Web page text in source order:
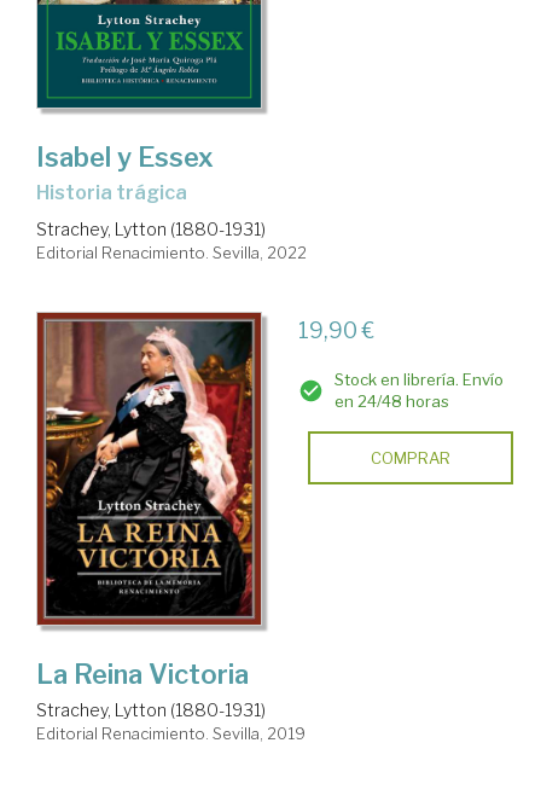
Isabel y Essex
historia trágica
Strachey, Lytton (1880-1931)
Editorial Renacimiento. Sevilla, 2022
19,90 €
Stock en librería. Envío
en 24/48 horas
COMPRAR
La Reina Victoria
Strachey, Lytton (1880-1931)
Editorial Renacimiento. Sevilla, 2019